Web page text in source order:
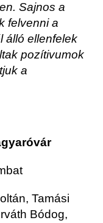
Sajnos a
felvenni a
álló ellenfelek
pozítivumok
a
Tamási
Bódog,